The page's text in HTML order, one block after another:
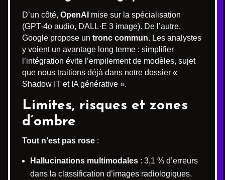
D’un côté, OpenAI mise sur la spécialisation
(GPT-4o audio, DALL·E 3 image). De l’autre,
Google propose un tronc commun. Les analystes
y voient un avantage long terme : simplifier
l’intégration évite l’empilement de modèles, sujet
que nous traitions déjà dans notre dossier «
Shadow IT et IA générative ».
Limites, risques et zones
d’ombre
Tout n’est pas rose :
Hallucinations multimodales : 3,1 % d’erreurs
dans la classification d’images radiologiques,